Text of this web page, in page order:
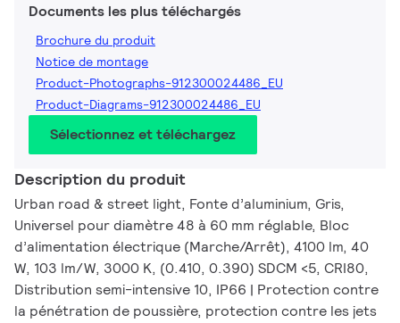
Documents les plus téléchargés
Brochure du produit
Notice de montage
Product-Photographs-912300024486_EU
Product-Diagrams-912300024486_EU
Sélectionnez et téléchargez
Description du produit
Urban road & street light, Fonte d’aluminium, Gris,
Universel pour diamètre 48 à 60 mm réglable, Bloc
d’alimentation électrique (Marche/Arrêt), 4100 lm, 40
W, 103 lm/W, 3000 K, (0.410, 0.390) SDCM <5, CRI80,
Distribution semi-intensive 10, IP66 | Protection contre
la pénétration de poussière, protection contre les jets